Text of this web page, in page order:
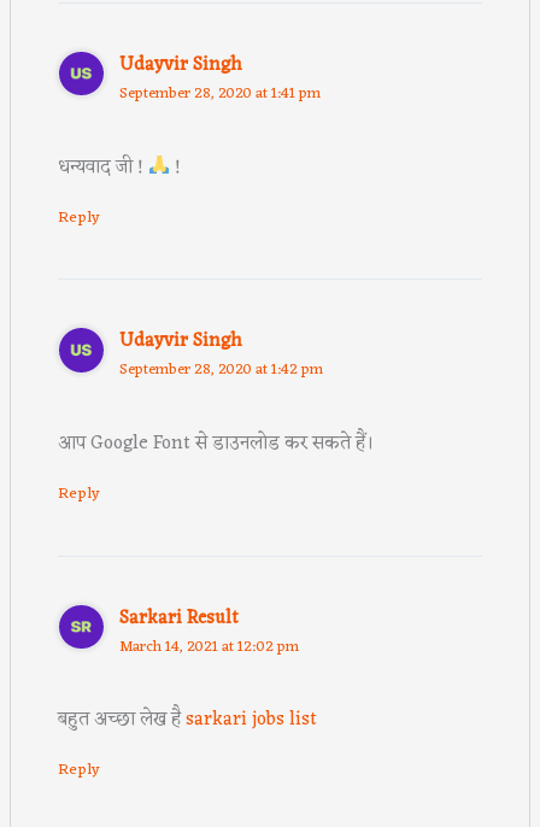
Udayvir Singh
September 28, 2020 at 1:41 pm
धन्यवाद जी ! !
Reply
Udayvir Singh
September 28, 2020 at 1:42 pm
आप Google Font से डाउनलोड कर सकते हैं।
Reply
Sarkari Result
March 14, 2021 at 12:02 pm
बहुत अच्छा लेख हैsarkari jobs list
Reply